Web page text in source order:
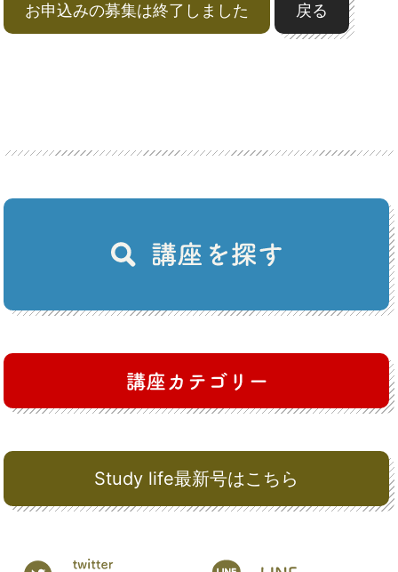
Study life最新号はこちら
お申込みの募集は終了しました 戻る